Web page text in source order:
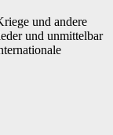
und andere
und unmittelbar